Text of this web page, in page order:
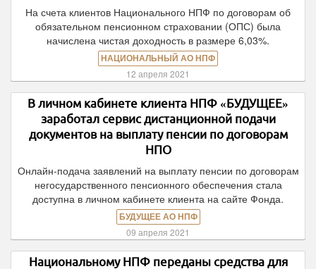
На счета клиентов Национального НПФ по договорам об
обязательном пенсионном страховании (ОПС) была
начислена чистая доходность в размере 6,03%.
НАЦИОНАЛЬНЫЙ АО НПФ
12 апреля 2021
В личном кабинете клиента НПФ «БУДУЩЕЕ»
заработал сервис дистанционной подачи
документов на выплату пенсии по договорам
НПО
Онлайн-подача заявлений на выплату пенсии по договорам
негосударственного пенсионного обеспечения стала
доступна в личном кабинете клиента на сайте Фонда.
БУДУЩЕЕ АО НПФ
09 апреля 2021
Национальному НПФ переданы средства для